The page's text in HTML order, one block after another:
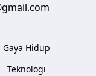
Gaya Hidup
Teknologi